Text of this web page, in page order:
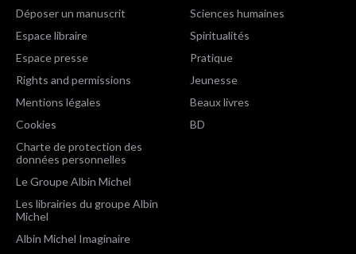
Déposer un manuscrit
Espace libraire
Espace presse
Rights and permissions
Mentions légales
Cookies
Charte de protection des
données personnelles
Le Groupe Albin Michel
Les librairies du groupe Albin
Michel
Albin Michel Imaginaire
Sciences humaines
Spiritualités
Pratique
Jeunesse
Beaux livres
BD